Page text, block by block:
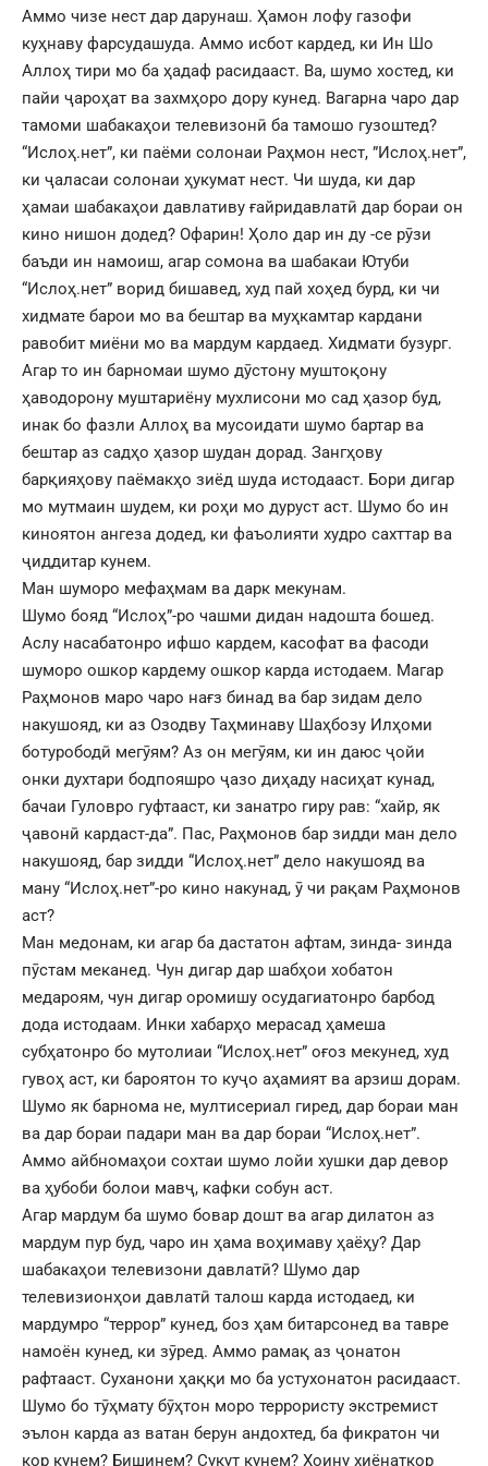
Аммо чизе нест дар дарунаш. Ҳамон лофу газофи
куҳнаву фарсудашуда. Аммо исбот кардед, ки Ин Шо
Аллоҳ тири мо ба ҳадаф расидааст. Ва, шумо хостед, ки
пайи ҷароҳат ва захмҳоро дору кунед. Вагарна чаро дар
тамоми шабакаҳои телевизонӣ ба тамошо гузоштед?
“Ислоҳ.нет”, ки паёми солонаи Раҳмон нест, ”Ислоҳ.нет”,
ки ҷаласаи солонаи ҳукумат нест. Чи шуда, ки дар
ҳамаи шабакаҳои давлативу ғайридавлатӣ дар бораи он
кино нишон додед? Офарин! Ҳоло дар ин ду -се рӯзи
баъди ин намоиш, агар сомона ва шабакаи Ютуби
“Ислоҳ.нет” ворид бишавед, худ пай хоҳед бурд, ки чи
хидмате барои мо ва бештар ва муҳкамтар кардани
равобит миёни мо ва мардум кардаед. Хидмати бузург.
Агар то ин барномаи шумо дӯстону муштоқону
ҳаводорону муштариёну мухлисони мо сад ҳазор буд,
инак бо фазли Аллоҳ ва мусоидати шумо бартар ва
бештар аз садҳо ҳазор шудан дорад. Зангҳову
барқияҳову паёмакҳо зиёд шуда истодааст. Бори дигар
мо мутмаин шудем, ки роҳи мо дуруст аст. Шумо бо ин
киноятон ангеза додед, ки фаъолияти худро сахттар ва
ҷиддитар кунем.
Ман шуморо мефаҳмам ва дарк мекунам.
Шумо бояд “Ислоҳ”-ро чашми дидан надошта бошед.
Аслу насабатонро ифшо кардем, касофат ва фасоди
шуморо ошкор кардему ошкор карда истодаем. Магар
Раҳмонов маро чаро нағз бинад ва бар зидам дело
накушояд, ки аз Озодву Таҳминаву Шаҳбозу Илҳоми
ботурободӣ мегӯям? Аз он мегӯям, ки ин даюс ҷойи
онки духтари бодпояшро ҷазо диҳаду насиҳат кунад,
бачаи Гуловро гуфтааст, ки занатро гиру рав: “хайр, як
ҷавонӣ кардаст-да”. Пас, Раҳмонов бар зидди ман дело
накушояд, бар зидди “Ислоҳ.нет” дело накушояд ва
ману “Ислоҳ.нет”-ро кино накунад, ӯ чи рақам Раҳмонов
аст?
Ман медонам, ки агар ба дастатон афтам, зинда- зинда
пӯстам меканед. Чун дигар дар шабҳои хобатон
медароям, чун дигар оромишу осудагиатонро барбод
дода истодаам. Инки хабарҳо мерасад ҳамеша
субҳатонро бо мутолиаи “Ислоҳ.нет” оғоз мекунед, худ
гувоҳ аст, ки бароятон то куҷо аҳамият ва арзиш дорам.
Шумо як барнома не, мултисериал гиред, дар бораи ман
ва дар бораи падари ман ва дар бораи “Ислоҳ.нет”.
Аммо айбномаҳои сохтаи шумо лойи хушки дар девор
ва ҳубоби болои мавҷ, кафки собун аст.
Агар мардум ба шумо бовар дошт ва агар дилатон аз
мардум пур буд, чаро ин ҳама воҳимаву ҳаёҳу? Дар
шабакаҳои телевизони давлатӣ? Шумо дар
телевизионҳои давлатӣ талош карда истодаед, ки
мардумро “террор” кунед, боз ҳам битарсонед ва тавре
намоён кунед, ки зӯред. Аммо рамақ аз ҷонатон
рафтааст. Суханони ҳаққи мо ба устухонатон расидааст.
Шумо бо тӯҳмату бӯҳтон моро террористу экстремист
эълон карда аз ватан берун андохтед, ба фикратон чи
кор кунем? Бишинем? Сукут кунем? Хоину хиёнаткор